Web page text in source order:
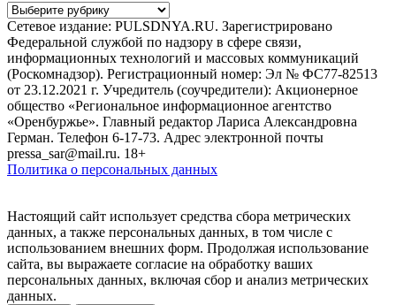
Рубрики
Сетевое издание: PULSDNYA.RU. Зарегистрировано
Федеральной службой по надзору в сфере связи,
информационных технологий и массовых коммуникаций
(Роскомнадзор). Регистрационный номер: Эл № ФС77-82513
от 23.12.2021 г. Учредитель (соучредители): Акционерное
общество «Региональное информационное агентство
«Оренбуржье». Главный редактор Лариса Александровна
Герман. Телефон 6-17-73. Адрес электронной почты
pressa_sar@mail.ru. 18+
Политика о персональных данных
Настоящий сайт использует средства сбора метрических
данных, а также персональных данных, в том числе с
использованием внешних форм. Продолжая использование
сайта, вы выражаете согласие на обработку ваших
персональных данных, включая сбор и анализ метрических
данных.